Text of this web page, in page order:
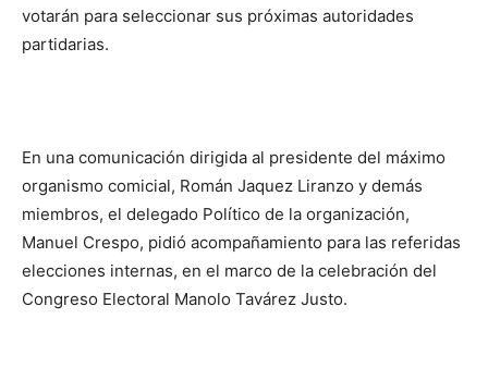
votarán para seleccionar sus próximas autoridades
partidarias.
En una comunicación dirigida al presidente del máximo
organismo comicial, Román Jaquez Liranzo y demás
miembros, el delegado Político de la organización,
Manuel Crespo, pidió acompañamiento para las referidas
elecciones internas, en el marco de la celebración del
Congreso Electoral Manolo Tavárez Justo.